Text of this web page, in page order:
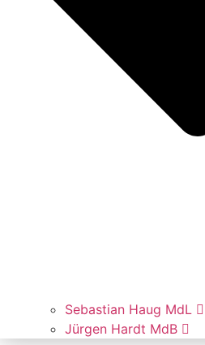
Sebas­ti­an Haug MdL
Jür­gen Hardt MdB